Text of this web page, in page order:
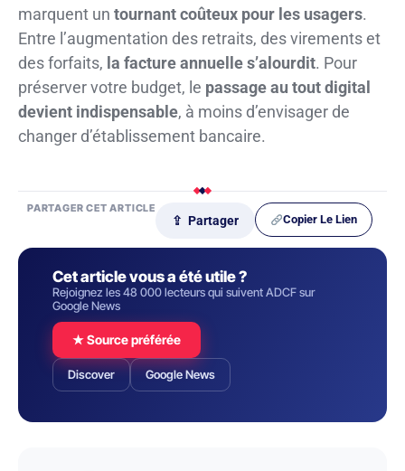
marquent un tournant coûteux pour les usagers.
Entre l’augmentation des retraits, des virements et
des forfaits, la facture annuelle s’alourdit. Pour
préserver votre budget, le passage au tout digital
devient indispensable, à moins d’envisager de
changer d’établissement bancaire.
PARTAGER CET ARTICLE
⇪ Partager Copier Le Lien
Cet article vous a été utile ?
Rejoignez les 48 000 lecteurs qui suivent ADCF sur
Google News
★ Source préférée
Discover Google News